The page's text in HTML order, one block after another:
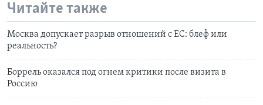
Читайте также
Москва допускает разрыв отношений с ЕС: блеф или
реальность?
Боррель оказался под огнем критики после визита в
Россию